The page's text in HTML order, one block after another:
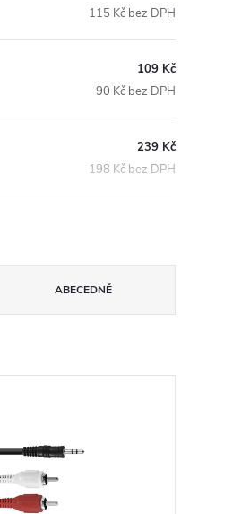
115 Kč bez DPH
109 Kč
90 Kč bez DPH
239 Kč
198 Kč bez DPH
ABECEDNĚ